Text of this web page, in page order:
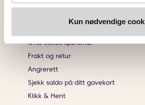
Kun nødvendige
Ofte stiltes spørsmål
Frakt og retur
Angrerett
Sjekk saldo på ditt gavekort
Klikk & Hent